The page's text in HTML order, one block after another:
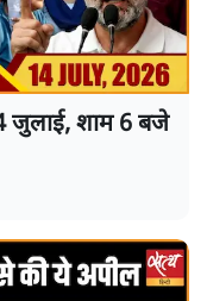
जुलाई, शाम 6 बजे